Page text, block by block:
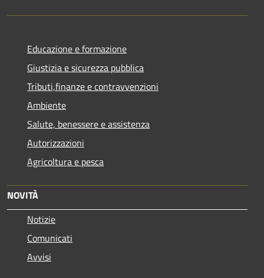
Educazione e formazione
Giustizia e sicurezza pubblica
Tributi,finanze e contravvenzioni
Ambiente
Salute, benessere e assistenza
Autorizzazioni
Agricoltura e pesca
NOVITÀ
Notizie
Comunicati
Avvisi